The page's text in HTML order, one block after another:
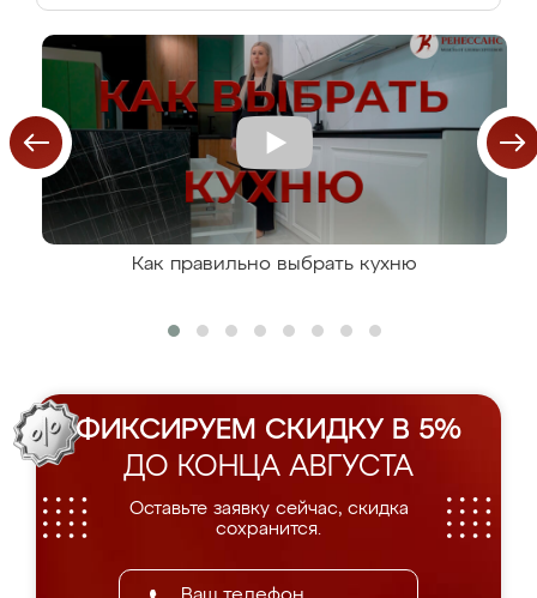
Как правильно выбрать кухню
ФИКСИРУЕМ СКИДКУ В 5%
ДО КОНЦА АВГУСТА
Оставьте заявку сейчас, скидка
сохранится.